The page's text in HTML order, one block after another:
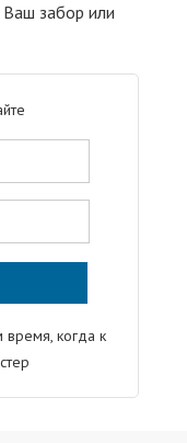
Ваш забор или
когда к